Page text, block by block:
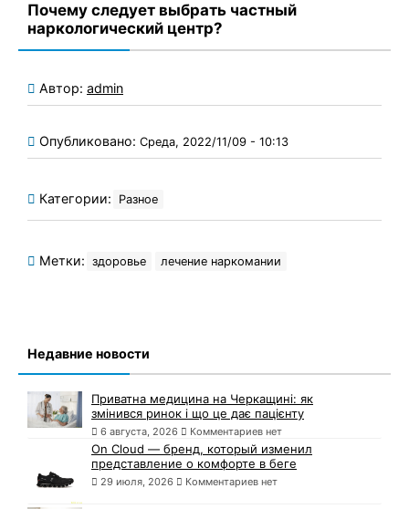
Почему следует выбрать частный
наркологический центр?
Автор: admin
Опубликовано: Среда, 2022/11/09 - 10:13
Категории: Разное
Метки: здоровье лечение наркомании
Недавние новости
Приватна медицина на Черкащині: як
змінився ринок і що це дає пацієнту
6 августа, 2026 Комментариев нет
On Cloud — бренд, который изменил
представление о комфорте в беге
29 июля, 2026 Комментариев нет